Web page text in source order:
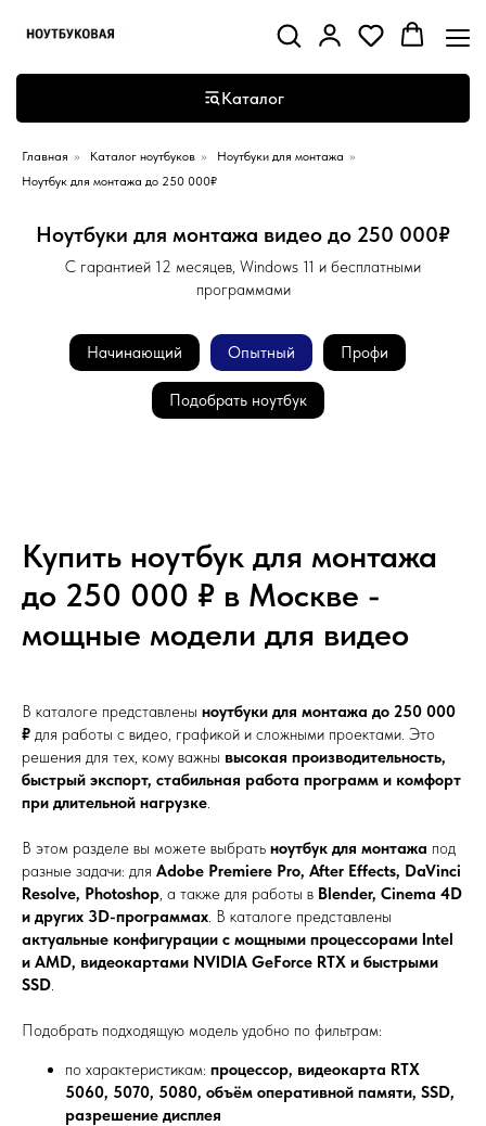
Каталог
Главная » Каталог ноутбуков » Ноутбуки для монтажа »
Ноутбук для монтажа до 250 000₽
Ноутбуки для монтажа видео до 250 000₽
С гарантией 12 месяцев, Windows 11 и бесплатными
программами
Начинающий Опытный Профи
Подобрать ноутбук
Купить ноутбук для монтажа
до 250 000 ₽ в Москве -
мощные модели для видео
В каталоге представлены ноутбуки для монтажа до 250 000
₽ для работы с видео, графикой и сложными проектами. Это
решения для тех, кому важны высокая производительность,
быстрый экспорт, стабильная работа программ и комфорт
при длительной нагрузке.
В этом разделе вы можете выбрать ноутбук для монтажа под
разные задачи: для Adobe Premiere Pro, After Effects, DaVinci
Resolve, Photoshop, а также для работы в Blender, Cinema 4D
и других 3D-программах. В каталоге представлены
актуальные конфигурации с мощными процессорами Intel
и AMD, видеокартами NVIDIA GeForce RTX и быстрыми
SSD.
Подобрать подходящую модель удобно по фильтрам:
по характеристикам: процессор, видеокарта RTX
5060, 5070, 5080, объём оперативной памяти, SSD,
разрешение дисплея